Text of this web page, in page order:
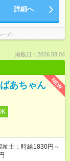
詳細へ
プ）
掲載日：2026.08.04
NEW
あちゃん
士：時給1830円～